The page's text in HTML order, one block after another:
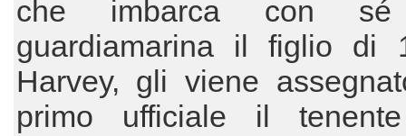
che imbarca con sé
guardiamarina il figlio di
Harvey, gli viene
primo ufficiale il